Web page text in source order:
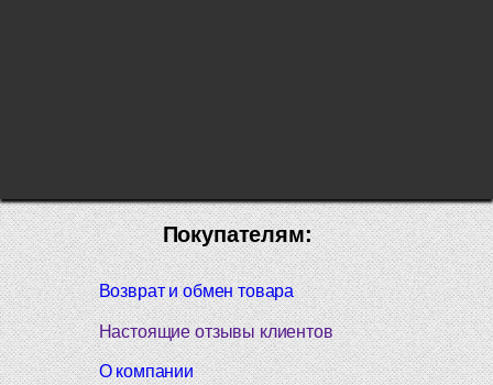
Покупателям:
Возврат и обмен товара
Настоящие отзывы клиентов
О компании